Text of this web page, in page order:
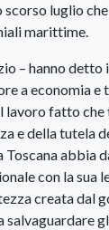
luglio
marittime.
– hanno detto
a economia
lavoro fatto che
e della tutela
Toscana abbia
con la sua
creata dal
salvaguardare